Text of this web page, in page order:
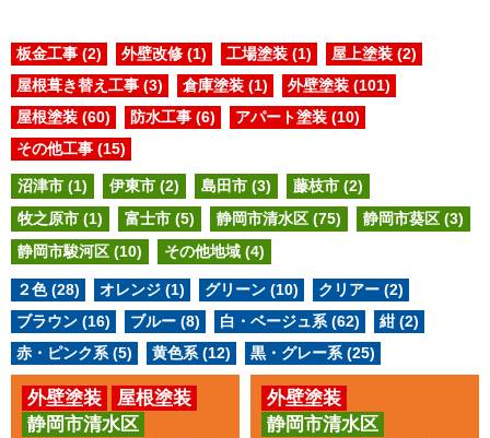
板金工事 (2) 外壁改修 (1) 工場塗装 (1)
屋上塗装 (2)
屋根葺き替え工事 (3)
倉庫塗装 (1)
外壁塗装 (101)
屋根塗装 (60)
防水工事 (6)
アパート塗装 (10)
その他工事 (15)
沼津市 (1) 伊東市 (2) 島田市 (3)
藤枝市 (2)
牧之原市 (1)
富士市 (5) 静岡市清水区 (75)
静岡市葵区 (3)
静岡市駿河区 (10)
その他地域 (4)
２色 (28) オレンジ (1) グリーン (10)
クリアー (2)
ブラウン (16)
ブルー (8) 白・ベージュ系 (62)
紺 (2)
赤・ピンク系 (5)
黄色系 (12) 黒・グレー系 (25)
外壁塗装
屋根塗装
静岡市清水区
外壁塗装
静岡市清水区